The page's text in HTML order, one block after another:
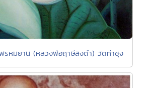
รหมยาน (หลวงพ่อฤาษีลิงดำ) วัดท่าซุง